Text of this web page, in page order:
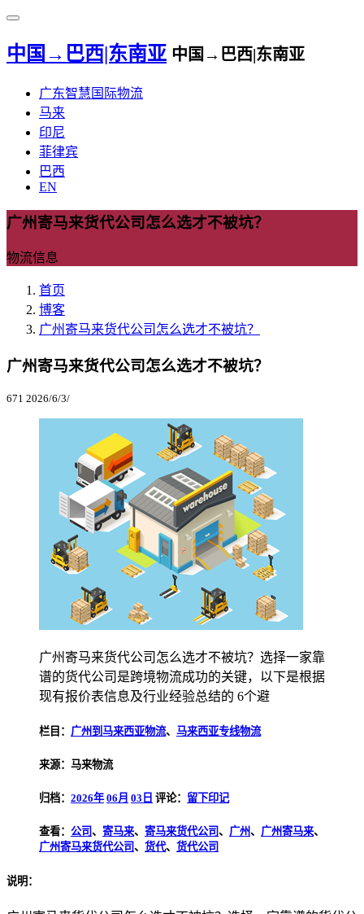
中国→巴西|东南亚 中国→巴西|东南亚
广东智慧国际物流
马来
印尼
菲律宾
巴西
EN
广州寄马来货代公司怎么选才不被坑？
物流信息
首页
博客
广州寄马来货代公司怎么选才不被坑？
广州寄马来货代公司怎么选才不被坑？
671 2026/6/3/
广州寄马来货代公司怎么选才不被坑？选择一家靠
谱的货代公司是跨境物流成功的关键，以下是根据
现有报价表信息及行业经验总结的 6个避
栏目： 广州到马来西亚物流、 马来西亚专线物流
来源：马来物流
归档： 2026年 06月 03日 评论： 留下印记
查看： 公司 、 寄马来、 寄马来货代公司 、 广州、 广州寄马来、
广州寄马来货代公司 、 货代、 货代公司
说明：